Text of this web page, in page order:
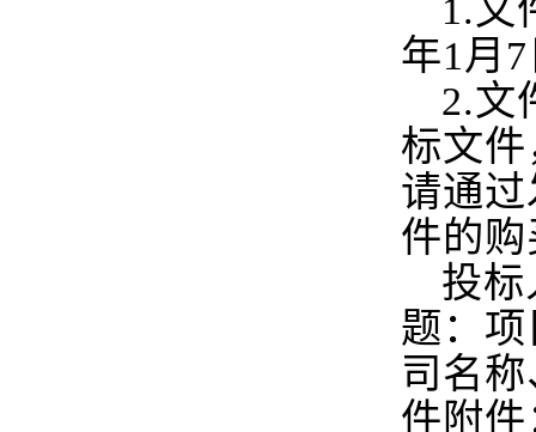
1. 文
年1月
2.文
标文
请通过
件的
投
题：
司名
件附